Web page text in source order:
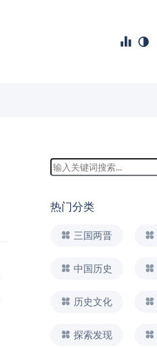
热门分类
三国两晋
中国历史
历史文化
探索发现